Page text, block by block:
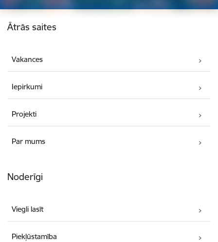
Kājene
Ātrās saites
Vakances
Iepirkumi
Projekti
Par mums
Noderīgi
Viegli lasīt
Piekļūstamība